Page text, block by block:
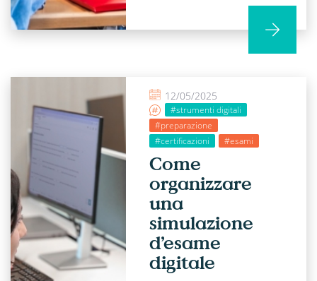
12/05/2025
#strumenti digitali
#preparazione
#certificazioni
#esami
Come
organizzare
una
simulazione
d’esame
digitale